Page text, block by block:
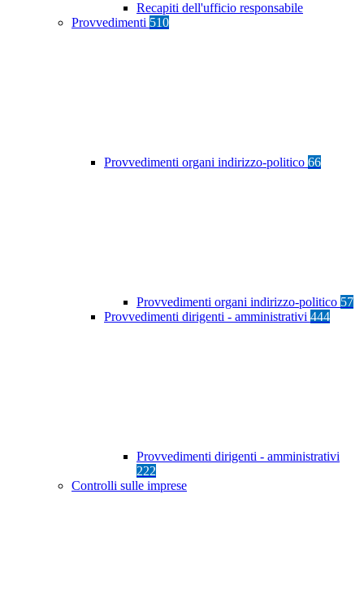
Recapiti dell'ufficio responsabile
Provvedimenti 510
Provvedimenti organi indirizzo-politico 66
Provvedimenti organi indirizzo-politico 57
Provvedimenti dirigenti - amministrativi 444
Provvedimenti dirigenti - amministrativi
222
Controlli sulle imprese